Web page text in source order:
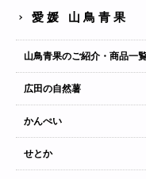
愛媛 山鳥青果
山鳥青果のご紹介・商品一
広田の自然薯
かんぺい
せとか